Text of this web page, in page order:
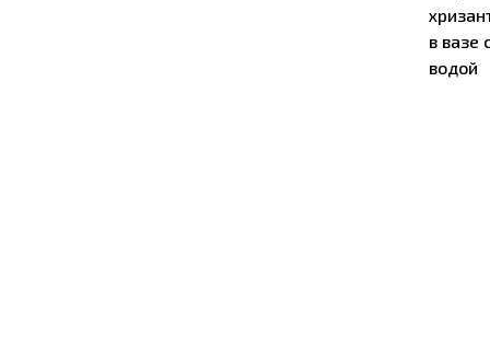
в вазе
водой